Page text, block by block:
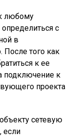
любому
с
в
После того как
к ее
подключение к
проекта
сетевую
если